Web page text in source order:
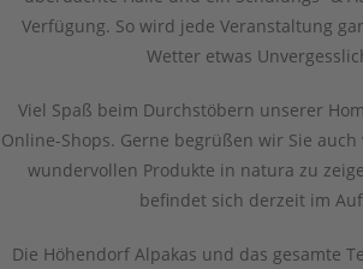
Verfügung. So wird jede Veranstaltung
Wetter etwas
Viel Spaß beim Durchstöbern unserer
Online-Shops. Gerne begrüßen wir Sie
wundervollen Produkte in natura zu
befindet sich derzeit im
Die Höhendorf Alpakas und das gesamte